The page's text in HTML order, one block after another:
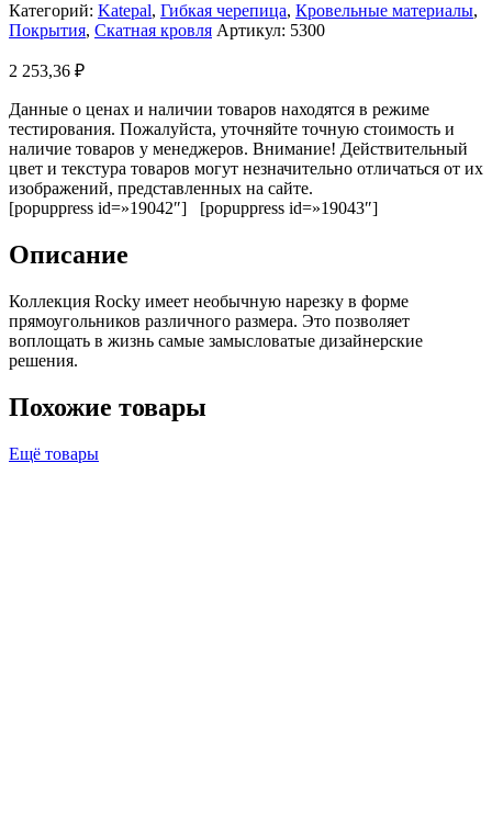
Категорий: Katepal, Гибкая черепица, Кровельные материалы,
Покрытия, Скатная кровля Артикул: 5300
2 253,36 ₽
Данные о ценах и наличии товаров находятся в режиме
тестирования. Пожалуйста, уточняйте точную стоимость и
наличие товаров у менеджеров. Внимание! Действительный
цвет и текстура товаров могут незначительно отличаться от их
изображений, представленных на сайте.
[popuppress id=»19042″] [popuppress id=»19043″]
Описание
Коллекция Rocky имеет необычную нарезку в форме
прямоугольников различного размера. Это позволяет
воплощать в жизнь самые замысловатые дизайнерские
решения.
Похожие товары
Ещё товары